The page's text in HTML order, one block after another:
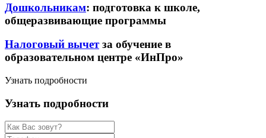
Дошкольникам: подготовка к школе,
общеразвивающие программы
Налоговый вычетза обучение в
образовательном центре «ИнПро»
Узнать подробности
Узнать подробности